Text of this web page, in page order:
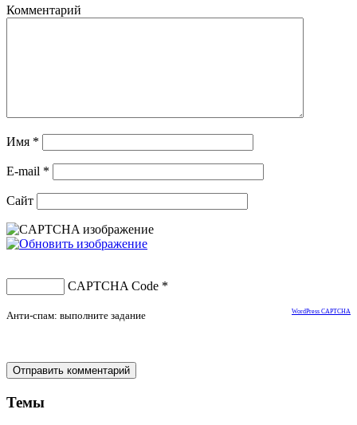
Комментарий
Имя *
E-mail *
Сайт
CAPTCHA Code *
Анти-спам: выполните задание WordPress CAPTCHA
Темы